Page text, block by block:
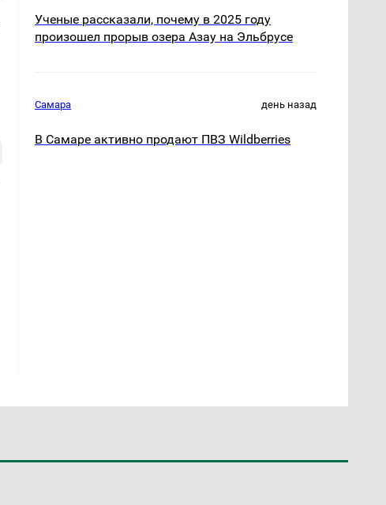
Ученые рассказали, почему в 2025 году
произошел прорыв озера Азау на Эльбрусе
Самара день назад
В Самаре активно продают ПВЗ Wildberries